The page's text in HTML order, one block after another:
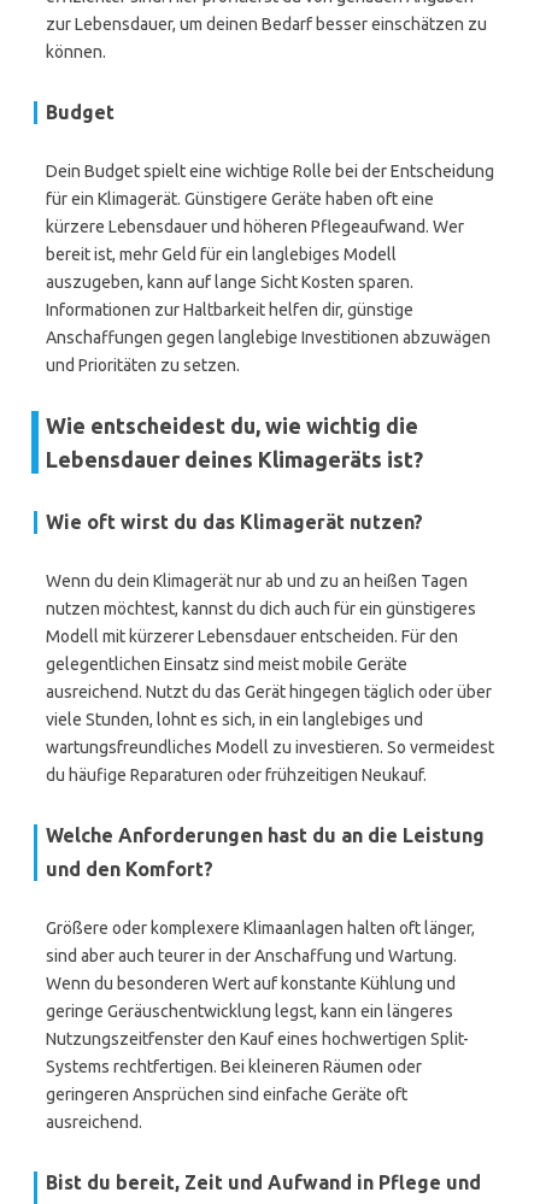
zur Lebensdauer, um deinen Bedarf besser einschätzen zu
können.
Budget
Dein Budget spielt eine wichtige Rolle bei der Entscheidung
für ein Klimagerät. Günstigere Geräte haben oft eine
kürzere Lebensdauer und höheren Pflegeaufwand. Wer
bereit ist, mehr Geld für ein langlebiges Modell
auszugeben, kann auf lange Sicht Kosten sparen.
Informationen zur Haltbarkeit helfen dir, günstige
Anschaffungen gegen langlebige Investitionen abzuwägen
und Prioritäten zu setzen.
Wie entscheidest du, wie wichtig die
Lebensdauer deines Klimageräts ist?
Wie oft wirst du das Klimagerät nutzen?
Wenn du dein Klimagerät nur ab und zu an heißen Tagen
nutzen möchtest, kannst du dich auch für ein günstigeres
Modell mit kürzerer Lebensdauer entscheiden. Für den
gelegentlichen Einsatz sind meist mobile Geräte
ausreichend. Nutzt du das Gerät hingegen täglich oder über
viele Stunden, lohnt es sich, in ein langlebiges und
wartungsfreundliches Modell zu investieren. So vermeidest
du häufige Reparaturen oder frühzeitigen Neukauf.
Welche Anforderungen hast du an die Leistung
und den Komfort?
Größere oder komplexere Klimaanlagen halten oft länger,
sind aber auch teurer in der Anschaffung und Wartung.
Wenn du besonderen Wert auf konstante Kühlung und
geringe Geräuschentwicklung legst, kann ein längeres
Nutzungszeitfenster den Kauf eines hochwertigen Split-
Systems rechtfertigen. Bei kleineren Räumen oder
geringeren Ansprüchen sind einfache Geräte oft
ausreichend.
Bist du bereit, Zeit und Aufwand in Pflege und